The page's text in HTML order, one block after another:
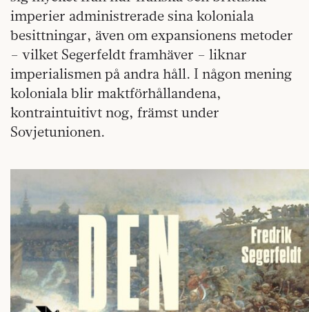
imperier administrerade sina koloniala
besittningar, även om expansionens metoder
– vilket Segerfeldt framhäver – liknar
imperialismen på andra håll. I någon mening
koloniala blir maktförhållandena,
kontraintuitivt nog, främst under
Sovjetunionen.